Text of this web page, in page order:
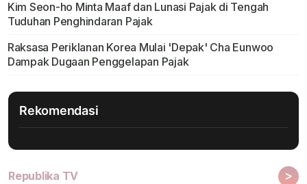
Kim Seon-ho Minta Maaf dan Lunasi Pajak di Tengah
Tuduhan Penghindaran Pajak
Raksasa Periklanan Korea Mulai 'Depak' Cha Eunwoo
Dampak Dugaan Penggelapan Pajak
Rekomendasi
Republika TV >